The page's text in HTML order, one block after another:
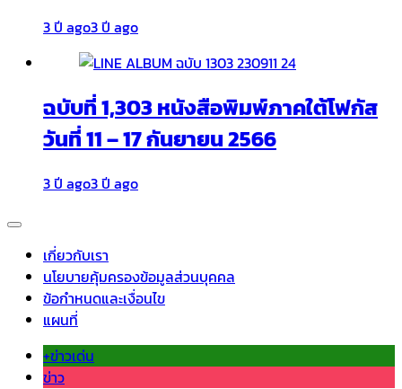
3 ปี ago3 ปี ago
ฉบับที่ 1,303 หนังสือพิมพ์ภาคใต้โฟกัส
วันที่ 11 – 17 กันยายน 2566
3 ปี ago3 ปี ago
เกี่ยวกับเรา
นโยบายคุ้มครองข้อมูลส่วนบุคคล
ข้อกำหนดและเงื่อนไข
แผนที่
+ข่าวเด่น
ข่าว